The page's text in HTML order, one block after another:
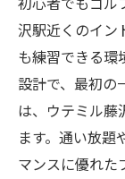
沢駅近くのイン
も練習できる環
設計で、最初の
は、ウテミル藤
ます。通い放題
マンスに優れた